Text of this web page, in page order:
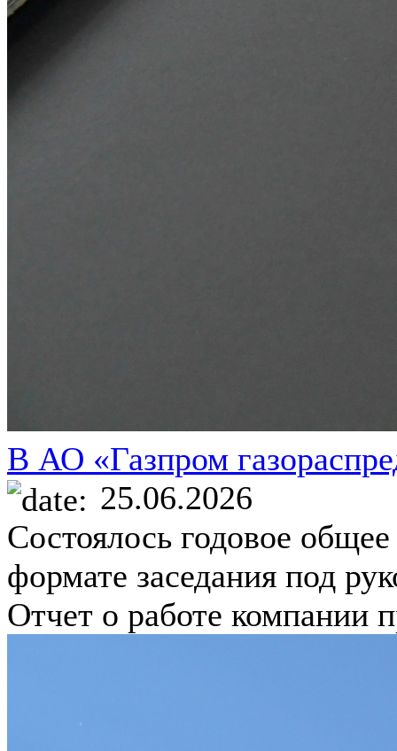
В АО «Газпром
25.06.2026
Состоялось годовое
формате заседания под
Отчет о работе компании